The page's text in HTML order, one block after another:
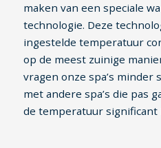
maken van een speciale
technologie. Deze
ingestelde temperatuur
op de meest zuinige
vragen onze spa’s
met andere spa’s die pas
de temperatuur significant